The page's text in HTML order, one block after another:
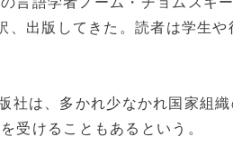
、出版してきた。読者は学生
は、多かれ少なかれ国家組
受けることもあるという。